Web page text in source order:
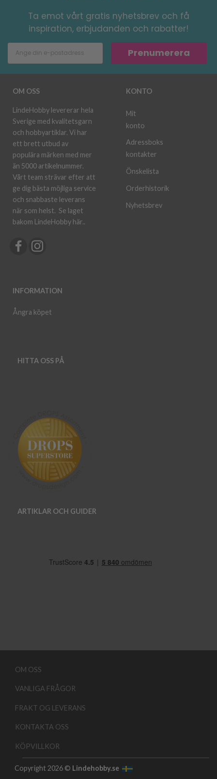
Ta emot vårt gratis nyhetsbrev och få
inspiration, erbjudanden och rabatter!
Prenumerera
OM OSS
LindeHobby levererar hela
Sverige med kvalitetsgarn
och hobbyartiklar. Vi har
ett brett utbud av
populära märken med mer
än 5000 artikelnummer.
Vårt team strävar efter att
ge dig bästa möjliga service
och snabbaste leverans
när som helst. Se laget
bakom LindeHobby här..
INFORMATION
Ångra köpet
KONTO
Mit
konto
Adressboks
kontakter
Önskelista
Orderhistorik
Nyhetsbrev
HITTA OSS PÅ
ARTIKLAR OCH GUIDER
OM OSS
VANLIGA FRÅGOR
FRAKT OG LEVERANS
KONTAKTA OSS
KÖPVILLKOR
Copyright 2026 © Lindehobby.se